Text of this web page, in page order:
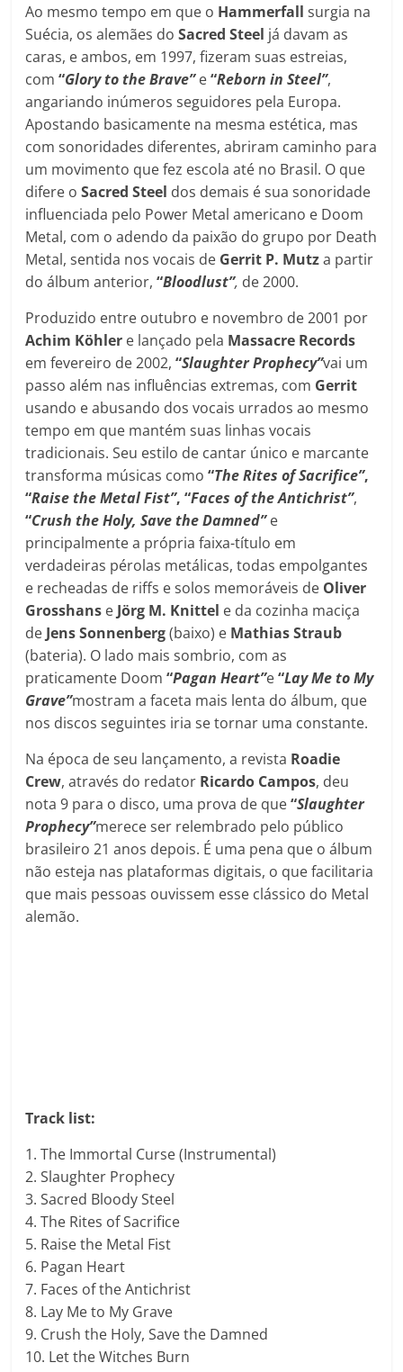
Ao mesmo tempo em que o Hammerfall surgia na
Suécia, os alemães doSacred Steel já davam as
caras, e ambos, em 1997, fizeram suas estreias,
com“Glory to the Brave”e“Reborn in Steel”,
angariando inúmeros seguidores pela Europa.
Apostando basicamente na mesma estética, mas
com sonoridades diferentes, abriram caminho para
um movimento que fez escola até no Brasil. O que
difere oSacred Steel dos demais é sua sonoridade
influenciada pelo Power Metal americano e Doom
Metal, com o adendo da paixão do grupo por Death
Metal, sentida nos vocais de Gerrit P. Mutza partir
do álbum anterior,“Bloodlust”, de 2000.
Produzido entre outubro e novembro de 2001 por
Achim Köhler e lançado pela Massacre Records
em fevereiro de 2002,“Slaughter Prophecy”vai um
passo além nas influências extremas, com Gerrit
usando e abusando dos vocais urrados ao mesmo
tempo em que mantém suas linhas vocais
tradicionais. Seu estilo de cantar único e marcante
transforma músicas como“The Rites of Sacrifice”,
“Raise the Metal Fist”, “Faces of the Antichrist”,
“Crush the Holy, Save the Damned” e
principalmente a própria faixa-título em
verdadeiras pérolas metálicas, todas empolgantes
e recheadas de riffs e solos memoráveis de Oliver
Grosshans e Jörg M. Knittel e da cozinha maciça
de Jens Sonnenberg(baixo) e Mathias Straub
(bateria). O lado mais sombrio, com as
praticamente Doom“Pagan Heart”e“Lay Me to My
Grave”mostram a faceta mais lenta do álbum, que
nos discos seguintes iria se tornar uma constante.
Na época de seu lançamento, a revista Roadie
Crew, através do redator Ricardo Campos, deu
nota 9 para o disco, uma prova de que“Slaughter
Prophecy”merece ser relembrado pelo público
brasileiro 21 anos depois. É uma pena que o álbum
não esteja nas plataformas digitais, o que facilitaria
que mais pessoas ouvissem esse clássico do Metal
alemão.
Track list:
1. The Immortal Curse (Instrumental)
2. Slaughter Prophecy
3. Sacred Bloody Steel
4. The Rites of Sacrifice
5. Raise the Metal Fist
6. Pagan Heart
7. Faces of the Antichrist
8. Lay Me to My Grave
9. Crush the Holy, Save the Damned
10. Let the Witches Burn